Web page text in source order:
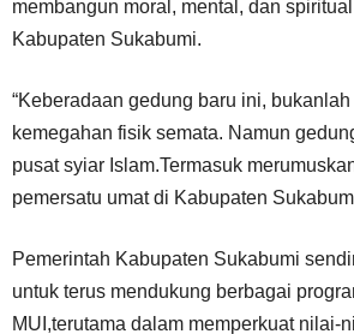
membangun moral, mental, dan
Kabupaten Sukabumi.
“Keberadaan gedung baru ini,
kemegahan fisik semata. Namun
pusat syiar Islam.Termasuk
pemersatu umat di Kabupaten
Pemerintah Kabupaten Sukabumi
untuk terus mendukung berbagai
MUI,terutama dalam memperkuat nilai-